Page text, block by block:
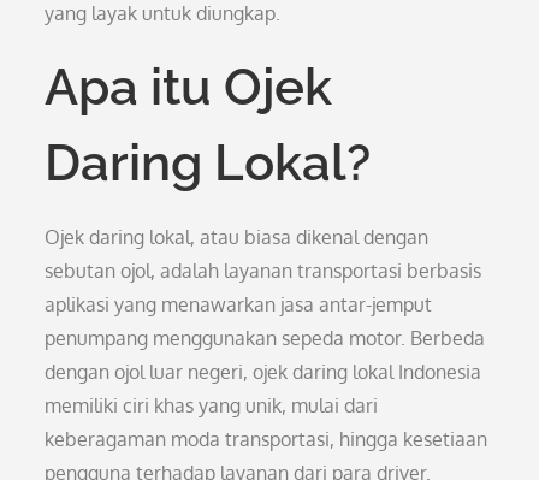
yang layak untuk diungkap.
Apa itu Ojek
Daring Lokal?
Ojek daring lokal, atau biasa dikenal dengan
sebutan ojol, adalah layanan transportasi berbasis
aplikasi yang menawarkan jasa antar-jemput
penumpang menggunakan sepeda motor. Berbeda
dengan ojol luar negeri, ojek daring lokal Indonesia
memiliki ciri khas yang unik, mulai dari
keberagaman moda transportasi, hingga kesetiaan
pengguna terhadap layanan dari para driver.